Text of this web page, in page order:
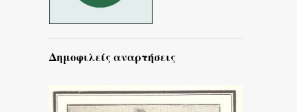
Δημοφιλείς αναρτήσεις